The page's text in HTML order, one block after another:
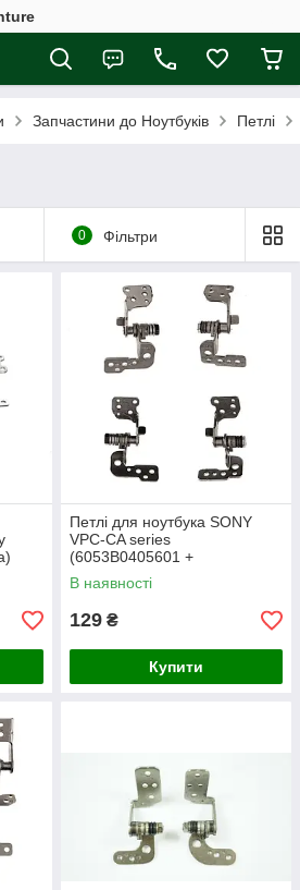
Запчастини до Ноутбуків Петлі
0 Фільтри
Петлі для ноутбука SONY
VPC-CA series
(6053B0405601 +
6053B0327401) (ліва+права)
В наявності
129 ₴
Купити